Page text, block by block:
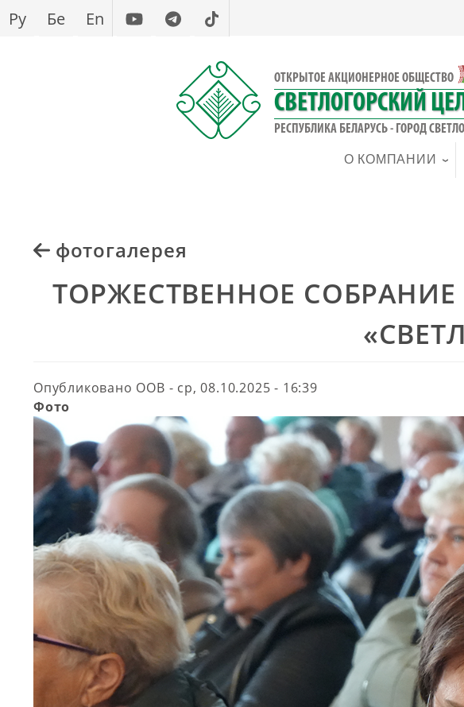
Перейти
Ру Бе En
ОТКРЫТОЕ АКЦИОНЕРНОЕ ОБЩЕСТВО
СВЕТЛОГОРСКИЙ
РЕСПУБЛИКА БЕЛАРУСЬ - ГОРОД
О КОМПАНИИ
фотогалерея
ТОРЖЕСТВЕННОЕ
Опубликовано ООВ - ср, 08.10.2025 - 16:39
Фото